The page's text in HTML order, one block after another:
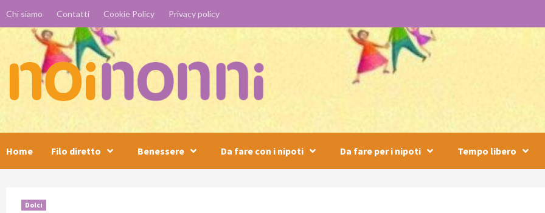
content
Chi siamo Contatti Cookie Policy Privacy policy
Home Filo diretto Benessere Da fare con i nipoti Da fare per i nipoti Tempo libero
Dolci